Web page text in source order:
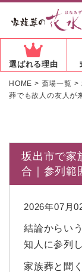
選ばれる理由
HOME > 斎場一覧 >
葬でも故人の友人が
坂出市で家
合｜参列範
2026年07月
結論からい
知人に参列
家族葬と聞